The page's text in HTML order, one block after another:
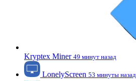
Kryptex Miner 49 минут назад
LonelyScreen 53 минуты назад